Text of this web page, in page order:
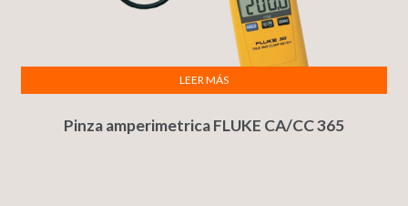
Pinza amperimetrica FLUKE CA/CC 365
LEER MÁS